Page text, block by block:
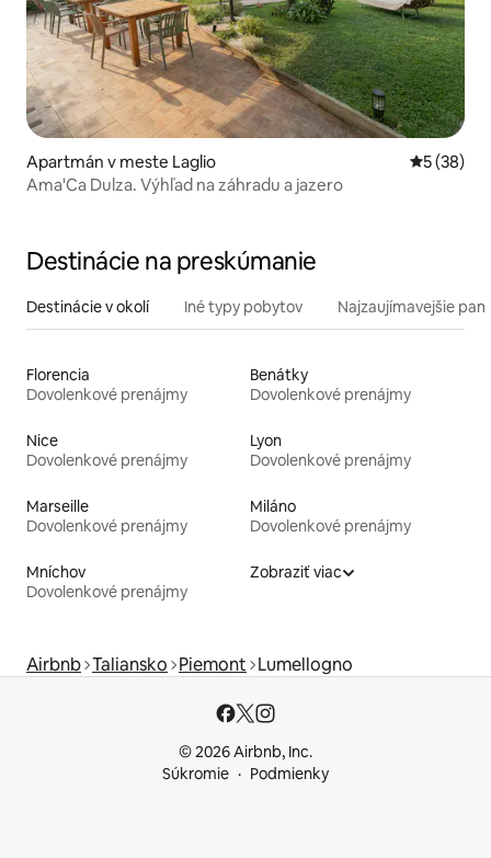
Apartmán v meste Laglio
5 (38)
Ama'Ca Dulza. Výhľad na záhradu a jazero
Destinácie na preskúmanie
Destinácie v okolí Iné typy pobytov Najzaujímavejšie
Florencia
Dovolenkové prenájmy
Benátky
Dovolenkové prenájmy
Nice
Dovolenkové prenájmy
Lyon
Dovolenkové prenájmy
Marseille
Dovolenkové prenájmy
Miláno
Dovolenkové prenájmy
Mníchov
Dovolenkové prenájmy
Zobraziť viac
Airbnb Taliansko Piemont Lumellogno
© 2026 Airbnb, Inc.
Súkromie
Podmienky